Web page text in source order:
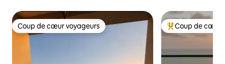
Coup de cœur voyageurs
Coup de cœur voyageurs Coups de cœur
Coup de cœur